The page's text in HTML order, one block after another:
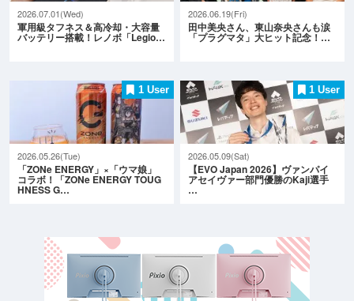
2026.07.01(Wed)
軍用級タフネス＆高冷却・大容量
バッテリー搭載！レノボ「Legio…
2026.06.19(Fri)
田中美央さん、東山奈央さんも涙
「プラグマタ」大ヒット記念！…
1 User
2026.05.26(Tue)
「ZONe ENERGY」×「ウマ娘」
コラボ！「ZONe ENERGY TOUG
HNESS G…
1 User
2026.05.09(Sat)
【EVO Japan 2026】ヴァンパイ
アセイヴァー部門優勝のKaji選手
…